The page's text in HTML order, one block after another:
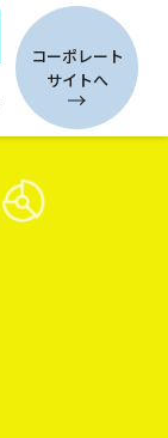
コーポレート
サイトへ